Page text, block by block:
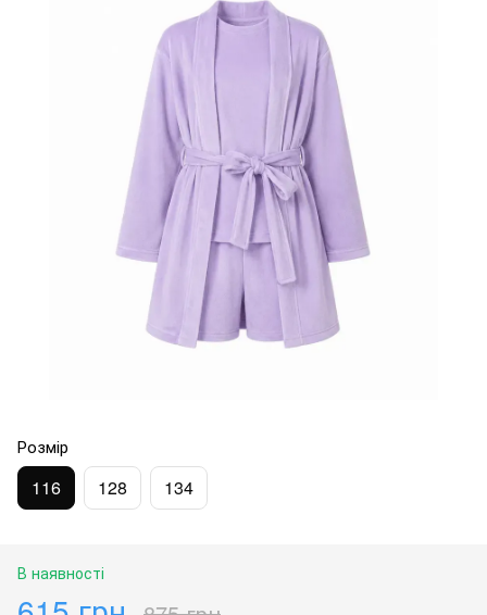
Розмір
116 128 134
В наявності